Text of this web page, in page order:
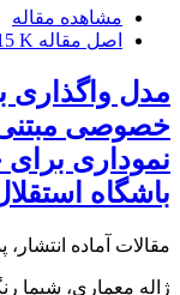
مشاهده مقاله
اصل مقاله K
مدل واگذاری
خصوصی مبتنی
نموداری
باشگاه
مقالات آماده انتشار،
ژاله معماری، شیما